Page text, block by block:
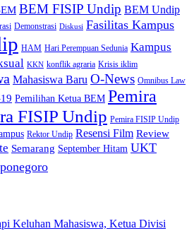
BEM FISIP Undip BEM Undip
Demonstrasi Diskusi Fasilitas Kampus
HAM Hari Perempuan Sedunia Kampus
KKN konflik agraria Krisis iklim
Mahasiswa Baru O-News Omnibus Law
Pemilihan Ketua BEM Pemira
FISIP Undip Pemira FISIP Undip
Rektor Undip Resensi Film Review
Semarang September Hitam UKT
Keluhan Mahasiswa, Ketua Divisi